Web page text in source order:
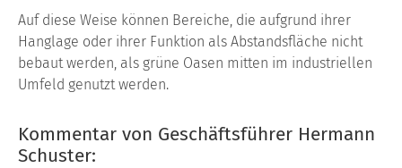
Auf diese Weise können Bereiche, die aufgrund ihrer
Hanglage oder ihrer Funktion als Abstandsfläche nicht
bebaut werden, als grüne Oasen mitten im industriellen
Umfeld genutzt werden.
Kommentar von Geschäftsführer Hermann
Schuster: